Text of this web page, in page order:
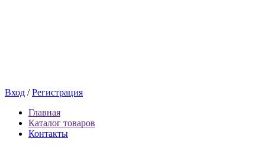
Вход /Регистрация
Главная
Каталог товаров
Контакты